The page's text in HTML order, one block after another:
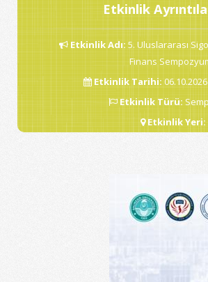
Etkinlik
Etkinlik Adı: 5. Uluslararası
Finans
Etkinlik Tarihi:
Etkinlik Türü:
Etkinlik Yeri: